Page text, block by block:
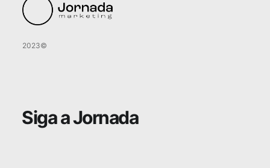
2023©
Siga a Jornada